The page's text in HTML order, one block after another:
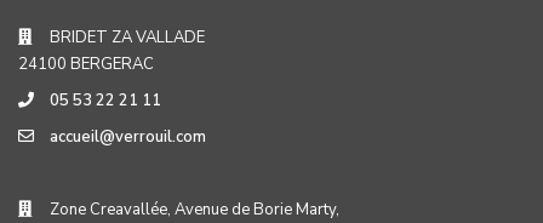
BRIDET ZA VALLADE
24100 BERGERAC
05 53 22 21 11
accueil@verrouil.com
Zone Creavallée, Avenue de Borie Marty,